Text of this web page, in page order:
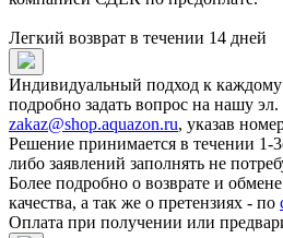
Легкий возврат в течении 14 дней
Индивидуальный подход к
подробно задать вопрос на нашу эл.
zakaz@shop.aquazon.ru, указав
Решение принимается в течении 1-
либо заявлений заполнять не
Более подробно о возврате и
качества, а так же о претензиях - по
Оплата при получении или